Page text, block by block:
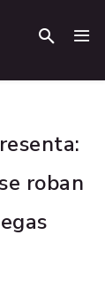
roban